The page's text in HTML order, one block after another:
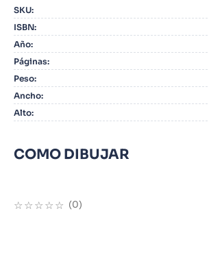
SKU:
ISBN:
Año:
Páginas:
Peso:
Ancho:
Alto:
COMO DIBUJAR
☆☆☆☆☆ (0)
2. Blue Lock
3.
4. Odisea
5. Manga
6.
8.
Noches Blancas
10. Warhammer